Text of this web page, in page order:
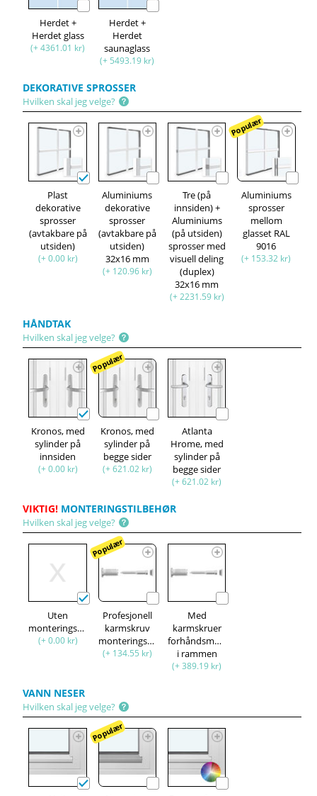
Herdet +
Herdet glass
(+ 4361.01 kr)
Herdet +
Herdet
saunaglass
(+ 5493.19 kr)
DEKORATIVE SPROSSER
Hvilken skal jeg velge?
Plast
dekorative
sprosser
(avtakbare på
utsiden)
(+ 0.00 kr)
Aluminiums
dekorative
sprosser
(avtakbare på
utsiden)
32x16 mm
(+ 120.96 kr)
Tre (på
innsiden) +
Aluminiums
(på utsiden)
sprosser med
visuell deling
(duplex)
32x16 mm
(+ 2231.59 kr)
Populær
Aluminiums
sprosser
mellom
glasset RAL
9016
(+ 153.32 kr)
HÅNDTAK
Hvilken skal jeg velge?
Kronos, med
sylinder på
innsiden
(+ 0.00 kr)
Populær
Kronos, med
sylinder på
begge sider
(+ 621.02 kr)
Atlanta
Hrome, med
sylinder på
begge sider
(+ 621.02 kr)
VIKTIG! MONTERINGSTILBEHØR
Hvilken skal jeg velge?
Uten
monteringssett
(+ 0.00 kr)
Populær
Profesjonell
karmskruv
monteringssett
(+ 134.55 kr)
Med
karmskruer
forhåndsmontert
i rammen
(+ 389.19 kr)
VANN NESER
Hvilken skal jeg velge?
Populær